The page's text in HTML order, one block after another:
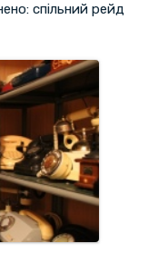
спільний рейд